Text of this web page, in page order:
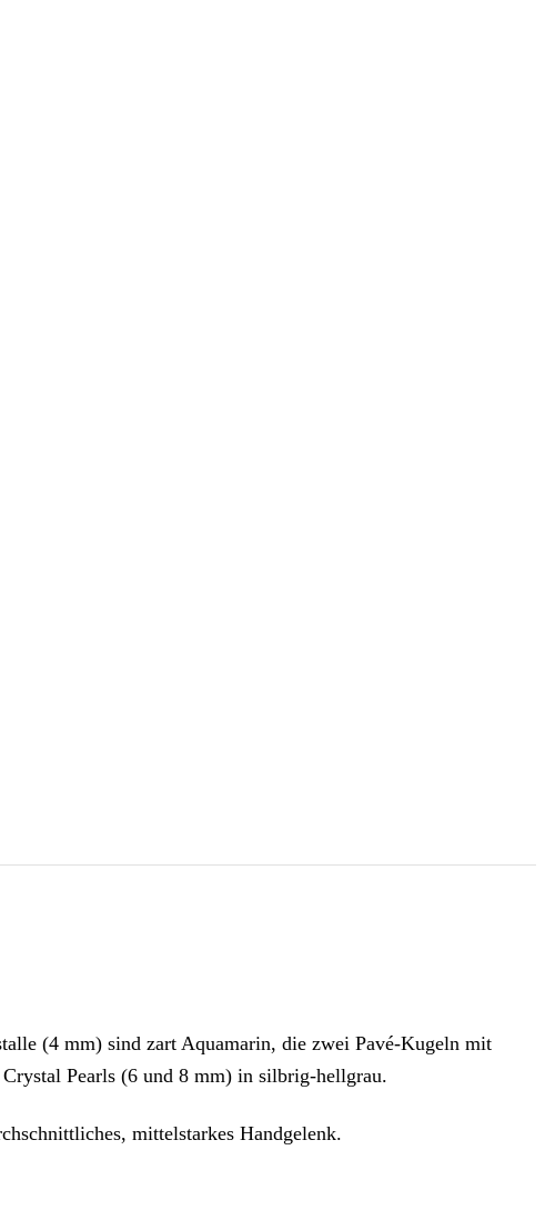
(4 mm) sind zart Aquamarin, die zwei Pavé-Kugeln mit
Pearls (6 und 8 mm) in silbrig-hellgrau.
mittelstarkes Handgelenk.